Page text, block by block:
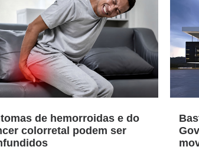
de hemorroidas e do
colorretal podem ser